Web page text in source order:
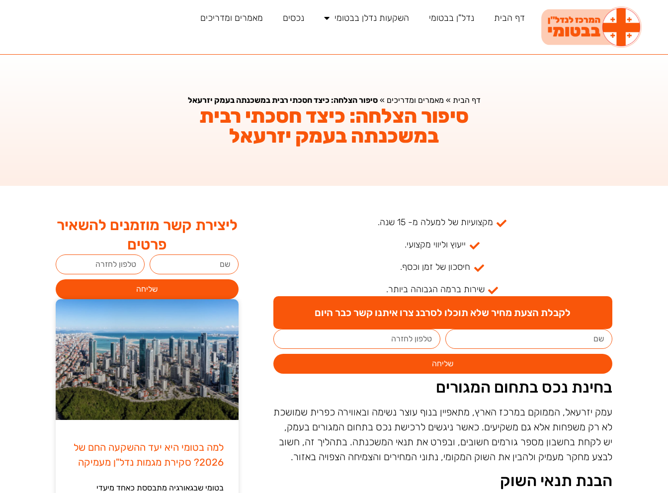
דף הבית נדל"ן בבטומי השקעות נדלן בבטומי נכסים מאמרים ומדריכים
דף הבית » מאמרים ומדריכים »סיפור הצלחה: כיצד חסכתי רבית במשכנתה בעמק יזרעאל
סיפור הצלחה: כיצד חסכתי רבית
במשכנתה בעמק יזרעאל
ליצירת קשר מוזמנים להשאיר
פרטים
שליחה
למה בטומי היא יעד ההשקעה החם של
2026? סקירת מגמות נדל"ן מעמיקה
בטומי שבגאורגיה מתבססת כאחד מיעדי
מקצועיות של למעלה מ- 15 שנה.
ייעוץ וליווי מקצועי.
חיסכון של זמן וכסף.
שירות ברמה הגבוהה ביותר.
לקבלת הצעת מחיר שלא תוכלו לסרבנ צרו איתנו קשר כבר היום
שליחה
בחינת נכס בתחום המגורים
עמק יזרעאל, הממוקם במרכז הארץ, מתאפיין בנוף עוצר נשימה ובאווירה כפרית שמושכת
לא רק משפחות אלא גם משקיעים. כאשר ניגשים לרכישת נכס בתחום המגורים בעמק,
יש לקחת בחשבון מספר גורמים חשובים, ובפרט את תנאי המשכנתה. בתהליך זה, חשוב
לבצע מחקר מעמיק ולהבין את השוק המקומי, נתוני המחירים והצמיחה הצפויה באזור.
הבנת תנאי השוק